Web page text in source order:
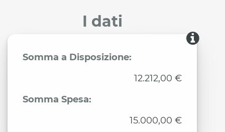
I dati
Somma a Disposizione:
12.212,00 €
Somma Spesa:
15.000,00 €